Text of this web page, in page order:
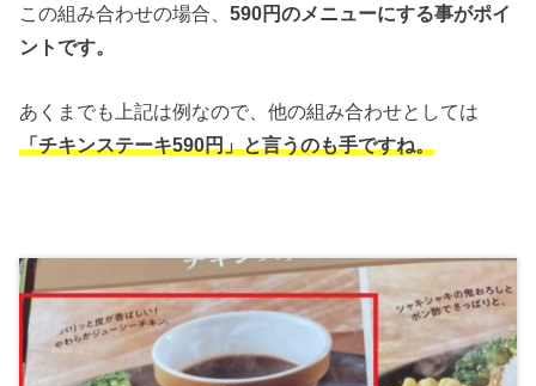
この組み合わせの場合、590円のメニューにする事がポイ
ントです。
あくまでも上記は例なので、他の組み合わせとしては
「チキンステーキ590円」と言うのも手ですね。